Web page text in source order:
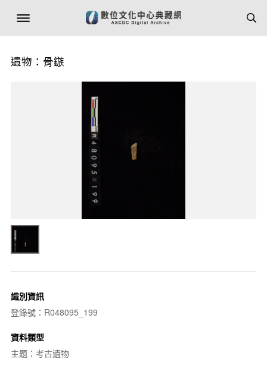
遺物：骨鏃
識別資訊
登錄號：R048095_199
資料類型
主題：考古遺物